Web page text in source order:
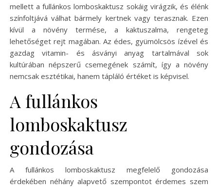
mellett a fullánkos lomboskaktusz sokáig virágzik, és élénk
színfoltjává válhat bármely kertnek vagy terasznak. Ezen
kívül a növény termése, a kaktuszalma, rengeteg
lehetőséget rejt magában. Az édes, gyümölcsös ízével és
gazdag vitamin- és ásványi anyag tartalmával sok
kultúrában népszerű csemegének számít, így a növény
nemcsak esztétikai, hanem tápláló értéket is képvisel.
A fullánkos
lomboskaktusz
gondozása
A fullánkos lomboskaktusz megfelelő gondozása
érdekében néhány alapvető szempontot érdemes szem